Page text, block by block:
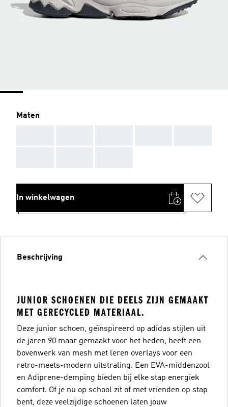
Maten
In winkelwagen
Beschrijving
JUNIOR SCHOENEN DIE DEELS ZIJN GEMAAKT
MET GERECYCLED MATERIAAL.
Deze junior schoen, geïnspireerd op adidas stijlen uit
de jaren 90 maar gemaakt voor het heden, heeft een
bovenwerk van mesh met leren overlays voor een
retro-meets-modern uitstraling. Een EVA-middenzool
en Adiprene-demping bieden bij elke stap energiek
comfort. Of je nu op school zit of met vrienden op stap
bent, deze veelzijdige schoenen laten jouw